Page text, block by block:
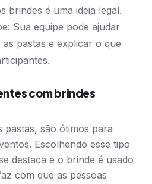
brindes é uma ideia legal.
Sua equipe pode ajudar
pastas e explicar o que
com brindes
pastas, são ótimos para
Escolhendo esse tipo
destaca e o brinde é usado
com que as pessoas